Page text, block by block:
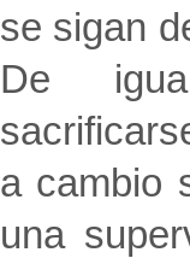
se sigan
De
a cambio
una